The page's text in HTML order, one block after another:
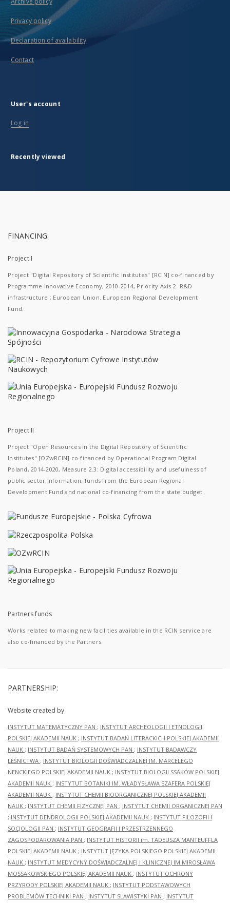
Privacy policy
Declaration of availability
Contact
User's account
Log in
Recently viewed
FINANCING:
Project I
Project "Digital Repository of Scientific Institutes" [RCIN] co-financed by
Programme Innovative Economy, 2010-2014, Priority Axis 2. R&D
infrastructure ; European Union. European Regional Development
Fund.
Project II
Project "Open Resources in the Digital Repository of Scientific
Institutes" [OZwRCIN] co-financed by Operational Program Digital
Poland, 2014-2020, Measure 2.3: Digital accessibility and usefulness of
public sector information; funds from the European Regional
Development Fund and national co-financing from the state budget.
Partners funds
Works related to making new facilities available in the RCIN service are
also co-financed by the Partners.
PARTNERSHIP:
Website created by
INSTYTUT MATEMATYCZNY PAN ; INSTYTUT ARCHEOLOGII I ETNOLOGII
POLSKIEJ AKADEMII NAUK ; INSTYTUT BADAŃ LITERACKICH POLSKIEJ AKADEMII
NAUK ; INSTYTUT BADAŃ SYSTEMOWYCH PAN ; INSTYTUT BADAWCZY
LEŚNICTWA ; INSTYTUT BIOLOGII DOŚWIADCZALNEJ IM. MARCELEGO
NENCKIEGO POLSKIEJ AKADEMII NAUK ; INSTYTUT BIOLOGII SSAKÓW POLSKIEJ
AKADEMII NAUK ; INSTYTUT BOTANIKI IM. WŁADYSŁAWA SZAFERA POLSKIEJ
AKADEMII NAUK ; INSTYTUT CHEMII BIOORGANICZNEJ POLSKIEJ AKADEMII
NAUK ; INSTYTUT CHEMII FIZYCZNEJ PAN ; INSTYTUT CHEMII ORGANICZNEJ PAN
; INSTYTUT DENDROLOGII POLSKIEJ AKADEMII NAUK ; INSTYTUT FILOZOFII I
SOCJOLOGII PAN ; INSTYTUT GEOGRAFII I PRZESTRZENNEGO
ZAGOSPODAROWANIA PAN ; INSTYTUT HISTORII im. TADEUSZA MANTEUFFLA
POLSKIEJ AKADEMII NAUK ; INSTYTUT JĘZYKA POLSKIEGO POLSKIEJ AKADEMII
NAUK ; INSTYTUT MEDYCYNY DOŚWIADCZALNEJ I KLINICZNEJ IM.MIROSŁAWA
MOSSAKOWSKIEGO POLSKIEJ AKADEMII NAUK ; INSTYTUT OCHRONY
PRZYRODY POLSKIEJ AKADEMII NAUK ; INSTYTUT PODSTAWOWYCH
PROBLEMÓW TECHNIKI PAN ; INSTYTUT SLAWISTYKI PAN ; INSTYTUT